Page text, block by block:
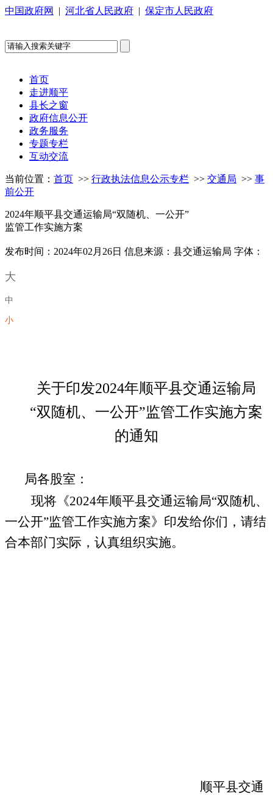
中国政府网 | 河北省人民政府 | 保定市人民政府
首页
走进顺平
县长之窗
政府信息公开
政务服务
专题专栏
互动交流
当前位置： 首页 >> 行政执法信息公示专栏 >> 交通局 >> 事
前公开
2024年顺平县交通运输局“双随机、一公开”
监管工作实施方案
发布时间：2024年02月26日 信息来源：县交通运输局 字体：
大
中
小
关于印发2024年顺平县交通运输局
“双随机、一公开”监管工作实施方案
的通知
局各股室：
现将《2024年顺平县交通运输局“双随机、
一公开”监管工作实施方案》印发给你们，请结
合本部门实际，认真组织实施。
顺平县交通